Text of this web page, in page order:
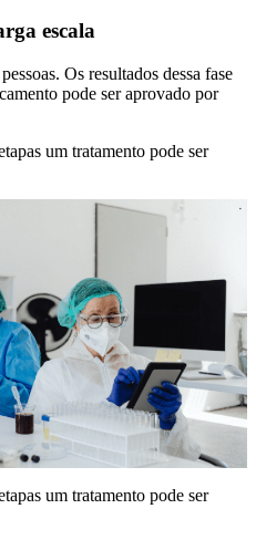
escala
Os resultados dessa fase
pode ser aprovado por
um tratamento pode ser
um tratamento pode ser